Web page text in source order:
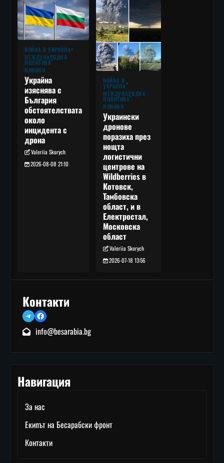
ВОЙНА В УКРАЙНА
МЕЖДУНАРОДНА
ПОЛИТИКА
НОВИНИ
Украйна
изяснява с
България
обстоятелствата
около
инцидента с
дрона
Valeriia Skorych
2026-08-08 21:10
ВОЙНА В
УКРАЙНА
МЕЖДУНАРОДНА
ПОЛИТИКА
НОВИНИ
Украински
дронове
поразиха през
нощта
логистични
центрове на
Wildberries в
Котовск,
Тамбовска
област, и в
Електростал,
Московска
област
Valeriia Skorych
2026-07-18 13:56
Контакти
TelegramFacebook
info@besarabia.bg
Навигация
За нас
Екипът на Бесарабски фронт
Контакти